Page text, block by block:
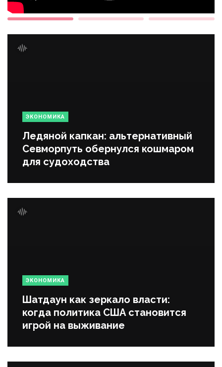
ЭКОНОМИКА
Ледяной капкан: альтернативный
Севморпуть обернулся кошмаром
для судоходства
ЭКОНОМИКА
Шатдаун как зеркало власти:
когда политика США становится
игрой на выживание